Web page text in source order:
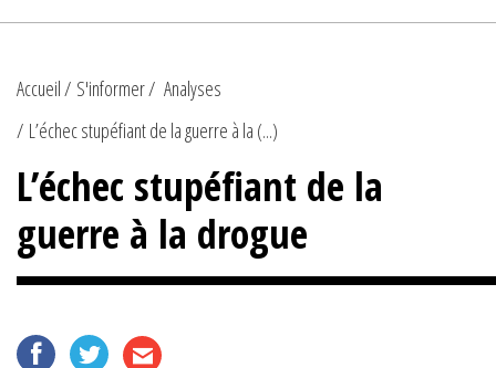
Accueil S'informer
Analyses
L’échec stupéfiant de la guerre à la (...)
L’échec stupéfiant de la
guerre à la drogue